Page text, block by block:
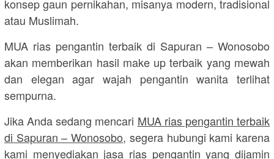
konsep gaun pernikahan, misanya modern, tradisional
atau Muslimah.
MUA rias pengantin terbaik di Sapuran – Wonosobo
akan memberikan hasil make up terbaik yang mewah
dan elegan agar wajah pengantin wanita terlihat
sempurna.
Jika Anda sedang mencari MUA rias pengantin terbaik
di Sapuran – Wonosobo, segera hubungi kami karena
kami menyediakan jasa rias pengantin yang dijamin